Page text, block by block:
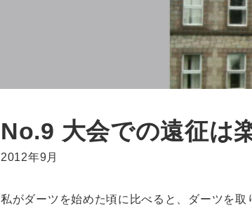
No.9 大会での遠征は
2012年9月
私がダーツを始めた頃に比べると、ダーツを取